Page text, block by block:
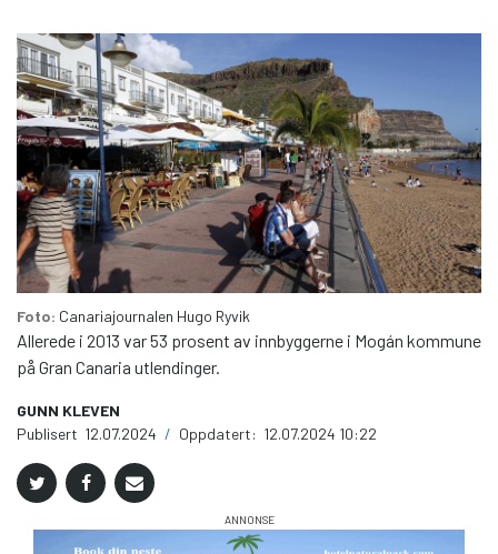
Foto: Canariajournalen Hugo Ryvik
Allerede i 2013 var 53 prosent av innbyggerne i Mogán kommune
på Gran Canaria utlendinger.
GUNN KLEVEN
Publisert 12.07.2024 / Oppdatert: 12.07.2024 10:22